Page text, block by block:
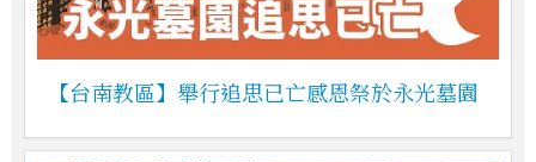
【台南教區】舉行追思已亡感恩祭於永光墓園